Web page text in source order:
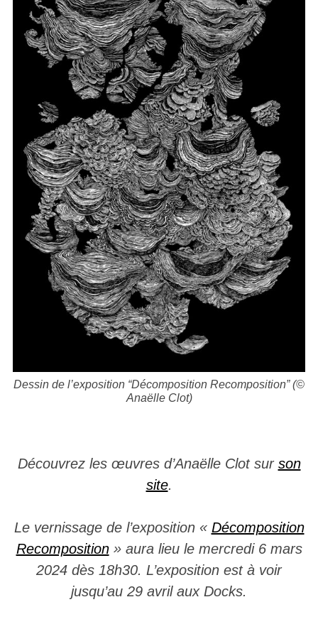
Dessin de l’exposition “Décomposition Recomposition” (©
Anaëlle Clot)
Découvrez les œuvres d’Anaëlle Clot sur son
site.
Le vernissage de l’exposition « Décomposition
Recomposition» aura lieu le mercredi 6 mars
2024 dès 18h30. L’exposition est à voir
jusqu’au 29 avril aux Docks.